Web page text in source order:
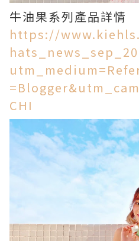
牛油果系列產品詳情
https://
CHI